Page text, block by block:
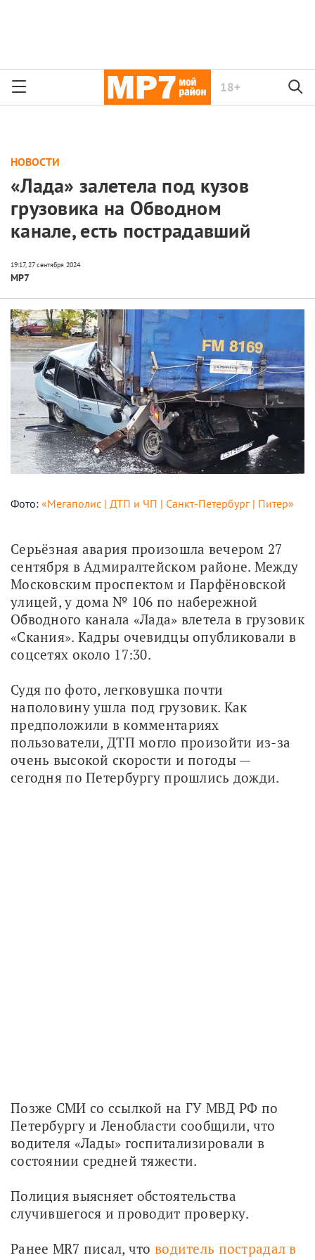
18+
НОВОСТИ
«Лада» залетела под кузов
грузовика на Обводном
канале, есть пострадавший
МР7
Фото: «Мегаполис | ДТП и ЧП | Санкт-Петербург | Питер»
Серьёзная авария произошла вечером 27
сентября в Адмиралтейском районе. Между
Московским проспектом и Парфёновской
улицей, у дома № 106 по набережной
Обводного канала «Лада» влетела в грузовик
«Скания». Кадры очевидцы опубликовали в
соцсетях около 17:30.
Судя по фото, легковушка почти
наполовину ушла под грузовик. Как
предположили в комментариях
пользователи, ДТП могло произойти из-за
очень высокой скорости и погоды —
сегодня по Петербургу прошлись дожди.
Позже СМИ со ссылкой на ГУ МВД РФ по
Петербургу и Ленобласти сообщили, что
водителя «Лады» госпитализировали в
состоянии средней тяжести.
Полиция выясняет обстоятельства
случившегося и проводит проверку.
Ранее MR7 писал, что водитель пострадал в